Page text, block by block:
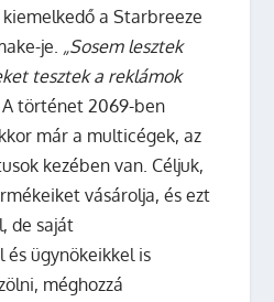
a Starbreeze
je. „Sosem lesztek
tesztek a reklámok
történet 2069-ben
már a multicégek, az
kezében van. Céljuk,
vásárolja, és ezt
de saját
és ügynökeikkel is
méghozzá